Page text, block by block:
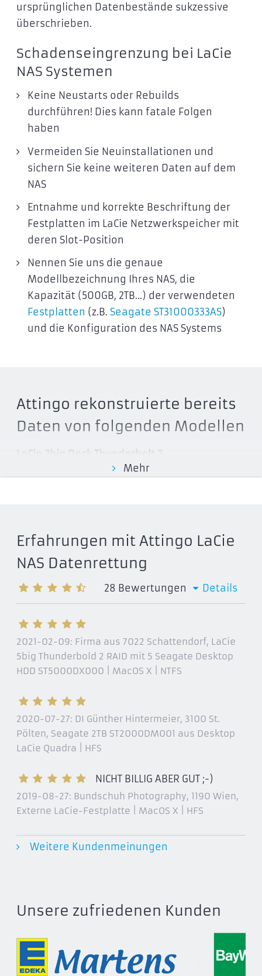
ursprünglichen Datenbestände sukzessive
überschrieben.
Schadenseingrenzung bei LaCie
NAS Systemen
Keine Neustarts oder Rebuilds
durchführen! Dies kann fatale Folgen
haben
Vermeiden Sie Neuinstallationen und
sichern Sie keine weiteren Daten auf dem
NAS
Entnahme und korrekte Beschriftung der
Festplatten im LaCie Netzwerkspeicher mit
deren Slot-Position
Nennen Sie uns die genaue
Modellbezeichnung Ihres NAS, die
Kapazität (500GB, 2TB...) der verwendeten
Festplatten (z.B.Seagate ST31000333AS)
und die Konfiguration des NAS Systems
Attingo rekonstruierte bereits
Daten von folgenden Modellen
LaCie 2big Dock Thunderbolt 2
STGB8000400
STGB12000400
STGB20000400
LAC9000317
STGL12000400
LaCie 5big Thunderbolt 2
STFC20000400
STFC10000400
STFC40000400
LaCie 6big Thunderbolt 3
STFK12000400
STFK24000400
STFK36000400
STFK60000400
STGM64000400
STFJ48000400
STFJ72000400
Mehr
Erfahrungen mit Attingo LaCie
NAS Datenrettung
28 Bewertungen Details
2021-02-09: Firma aus 7022 Schattendorf, LaCie
5big Thunderbold 2 RAID mit 5 Seagate Desktop
HDD ST5000DX000 | MacOS X | NTFS
2020-07-27: DI Günther Hintermeier, 3100 St.
Pölten, Seagate 2TB ST2000DM001 aus Desktop
LaCie Quadra | HFS
NICHT BILLIG ABER GUT ;-)
2019-08-27: Bundschuh Photography, 1190 Wien,
Externe LaCie-Festplatte | MacOS X | HFS
Weitere Kundenmeinungen
Unsere zufriedenen Kunden